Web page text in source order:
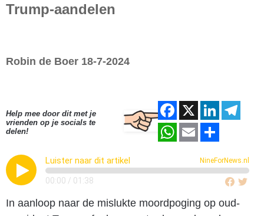
Trump-aandelen
Robin de Boer 18-7-2024
Help mee door dit met je
vrienden op je socials te
delen!
F
a
c
e
o
X
Li
n
k
e
dI
n
gr
a
W
at
A
E
aile
n
Luister naar dit artikel NineForNews.nl
00:00 / 01:38
In aanloop naar de mislukte moordpoging op oud-